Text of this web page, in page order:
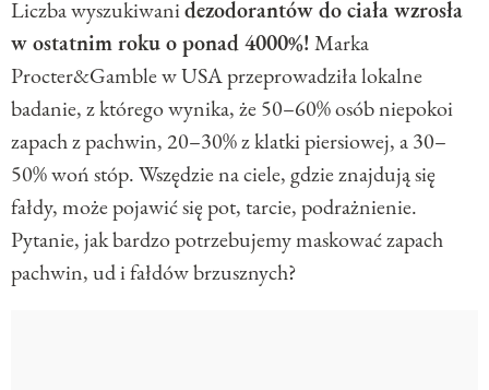
Liczba wyszukiwanidezodorantów do ciała wzrosła
w ostatnim roku o ponad 4000%! Marka
Procter&Gamble w USA przeprowadziła lokalne
badanie, z którego wynika, że 50–60% osób niepokoi
zapach z pachwin, 20–30% z klatki piersiowej, a 30–
50% woń stóp. Wszędzie na ciele, gdzie znajdują się
fałdy, może pojawić się pot, tarcie, podrażnienie.
Pytanie, jak bardzo potrzebujemy maskować zapach
pachwin, ud i fałdów brzusznych?